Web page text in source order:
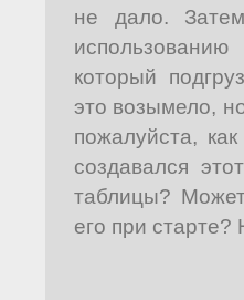
не дало.
который
это возымело,
пожалуйста,
создавался
таблицы?
его при